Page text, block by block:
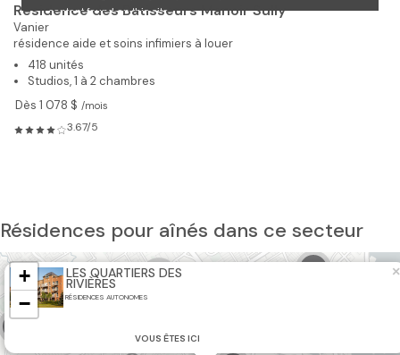
Résidence des Bâtisseurs Manoir Sully
Vanier
résidence aide et soins infimiers à louer
418 unités
Studios, 1 à 2 chambres
Dès 1 078 $ /mois
3.67/5
Résidences pour aînés dans ce secteur
2
4
LES QUARTIERS DES
RIVIÈRES
RÉSIDENCES AUTONOMES
VOUS ÊTES ICI
×
+
−